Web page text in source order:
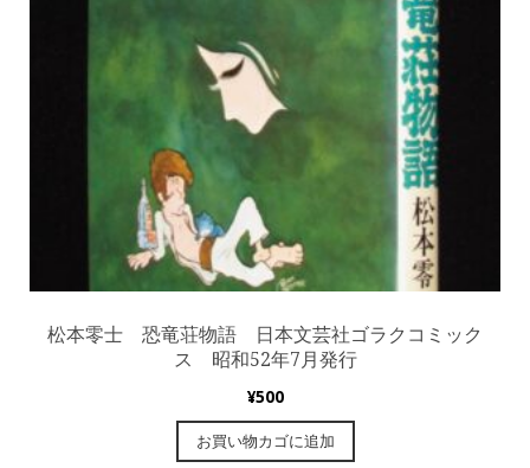
松本零士 恐竜荘物語 日本文芸社ゴラクコミック
ス 昭和52年7月発行
¥500
お買い物カゴに追加